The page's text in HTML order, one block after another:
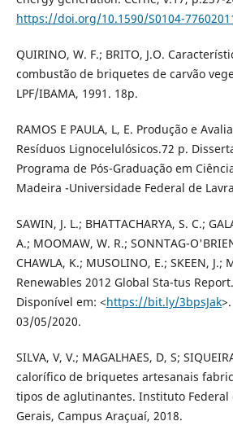
https://doi.org/10.1590/S0104-
QUIRINO, W. F.; BRITO, J.O.
combustão de briquetes de carvão
LPF/IBAMA, 1991. 18p.
RAMOS E PAULA, L, E. Produção e
Resíduos Lignocelulósicos.72 p.
Programa de Pós-Graduação em
Madeira -Universidade Federal de
SAWIN, J. L.; BHATTACHARYA, S. C.;
A.; MOOMAW, W. R.; SONNTAG-
CHAWLA, K.; MUSOLINO, E.; SKEEN, J.;
Renewables 2012 Global Sta-tus
Disponível em: <https://bit.ly/3bpsJak
03/05/2020.
SILVA, V, V.; MAGALHAES, D, S;
calorífico de briquetes artesanais
tipos de aglutinantes. Instituto Federal
Gerais, Campus Araçuaí, 2018.